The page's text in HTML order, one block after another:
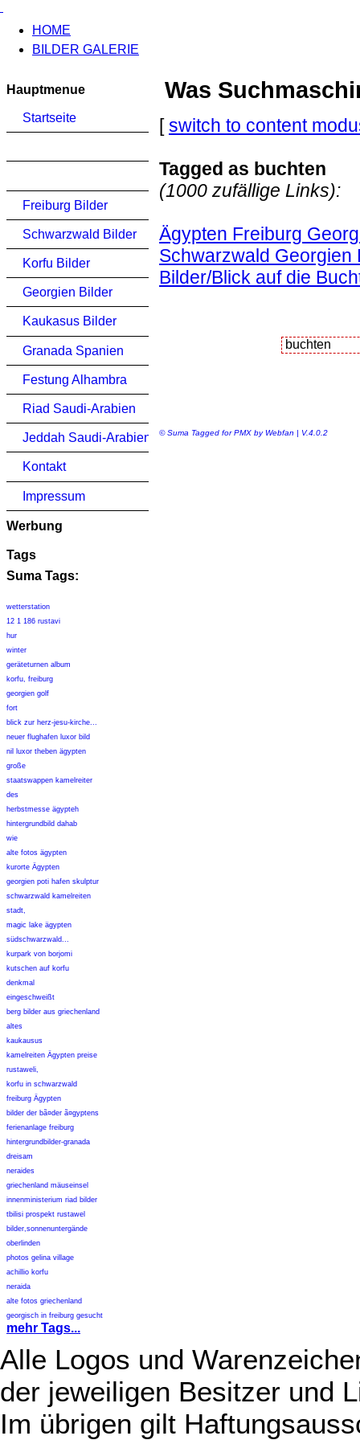
HOME
BILDER GALERIE
Hauptmenue
Startseite
Freiburg Bilder
Schwarzwald Bilder
Korfu Bilder
Georgien Bilder
Kaukasus Bilder
Granada Spanien
Festung Alhambra
Riad Saudi-Arabien
Jeddah Saudi-Arabien
Kontakt
Impressum
Werbung
Tags
Suma Tags:
wetterstation
12 1 186 rustavi
hur
winter
geräteturnen album
korfu, freiburg
georgien golf
fort
blick zur herz-jesu-kirche...
neuer flughafen luxor bild
nil luxor theben ägypten
große
staatswappen kamelreiter
des
herbstmesse ägypteh
hintergrundbild dahab
wie
alte fotos ägypten
kurorte Ägypten
georgien poti hafen skulptur
schwarzwald kamelreiten
stadt,
magic lake ägypten
südschwarzwald...
kurpark von borjomi
kutschen auf korfu
denkmal
eingeschweißt
berg bilder aus griechenland
altes
kaukausus
kamelreiten Ägypten preise
rustaweli,
korfu in schwarzwald
freiburg Ägypten
bilder der bã¤der ã¤gyptens
ferienanlage freiburg
hintergrundbilder-granada
dreisam
neraides
griechenland mäuseinsel
innenministerium riad bilder
tbilisi prospekt rustawel
bilder,sonnenuntergände
oberlinden
photos gelina village
achillio korfu
neraida
alte fotos griechenland
georgisch in freiburg gesucht
mehr Tags...
Was
[switch to content
Tagged as buchten
(1000 zufällige Links):
Ägypten Freiburg
Schwarzwald Georgien
Bilder/Blick auf die
© Suma Tagged for PMX by Webfan | V.4.0.2
Alle Logos und
der jeweiligen Besitzer und
Im übrigen gilt